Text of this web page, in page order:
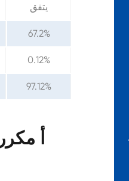
يتفق
67.2%
0.12%
97.12%